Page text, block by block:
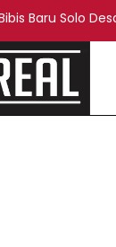
Baru Solo